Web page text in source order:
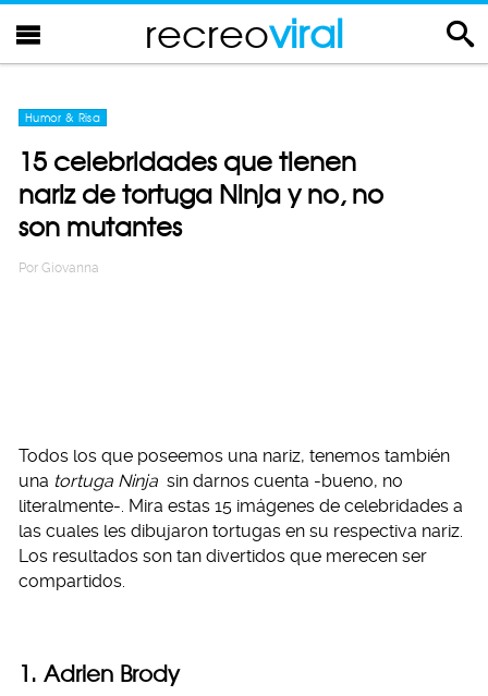
recreoviral
Humor & Risa
15 celebridades que tienen
nariz de tortuga Ninja y no, no
son mutantes
Por Giovanna
Todos los que poseemos una nariz, tenemos también
una tortuga Ninja sin darnos cuenta -bueno, no
literalmente-. Mira estas 15 imágenes de celebridades a
las cuales les dibujaron tortugas en su respectiva nariz.
Los resultados son tan divertidos que merecen ser
compartidos.
1. Adrien Brody